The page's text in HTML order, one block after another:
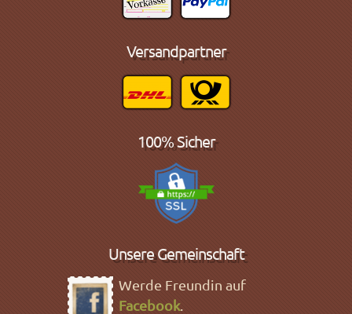
Versandpartner
100% Sicher
Unsere Gemeinschaft
Werde Freundin auf
Facebook.